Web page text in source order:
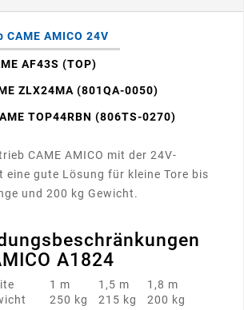
AMICO 24V
AF43S (TOP)
ZLX24MA (801QA-0050)
TOP44RBN (806TS-0270)
CAME AMICO mit der 24V-
eine gute Lösung für kleine Tore bis
und 200 kg Gewicht.
A1824
1 m 1,5 m
1,8 m
250 kg 215 kg
200 kg